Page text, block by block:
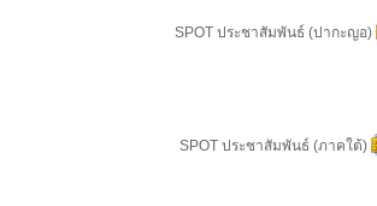
SPOT ประชาสัมพันธ์ (ปากะญอ)
SPOT ประชาสัมพันธ์ (ภาคใต้)